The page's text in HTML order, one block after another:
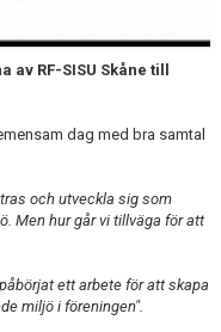
RF-SISU Skåne till
dag med bra samtal
och utveckla sig som
Men hur går vi tillväga för att
ett arbete för att skapa
miljö i föreningen".